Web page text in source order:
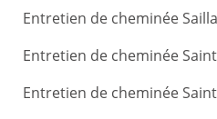
Entretien de cheminée
Entretien de cheminée
Entretien de cheminée